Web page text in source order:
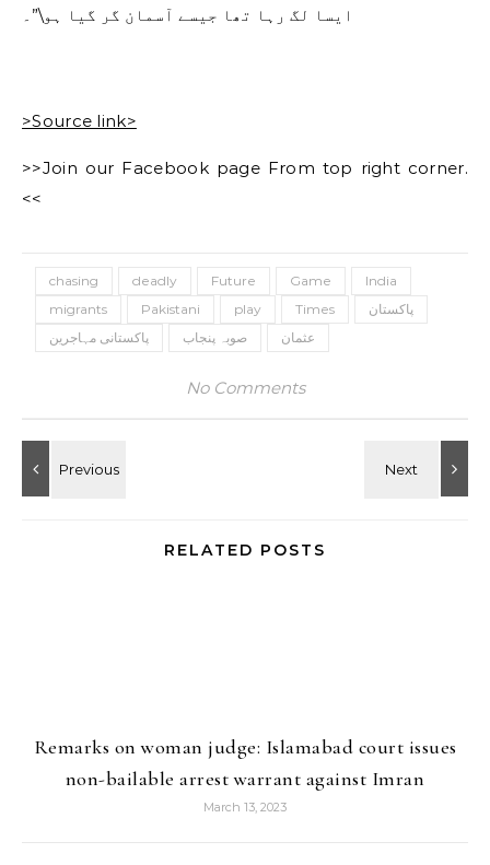
ایسا لگ رہا تھا جیسے آسمان گر گیا ہو\”۔
>Source link>
>>Join our Facebook page From top right corner.
<<
chasing deadly Future Game
India
migrants
Pakistani play Times
پاکستان
پاکستانی مہاجرین
صوبہ پنجاب عثمان
No Comments
RELATED POSTS
Remarks on woman judge: Islamabad court issues
non-bailable arrest warrant against Imran
March 13, 2023